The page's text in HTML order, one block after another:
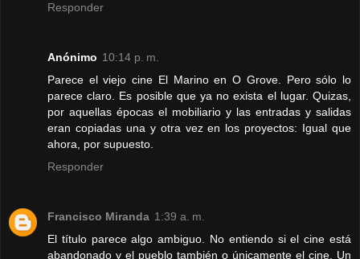
Responder
Anónimo 10:14 p. m.
Parece el viejo cine El Marino en O Grove. Pero sólo lo
parece claro. Es posible que ya no exista el lugar. Quizas,
por aquellas épocas el mobiliario y las entradas y salidas
eran copiadas una y otra vez en los proyectos: Igual que
ahora, por supuesto.
Responder
Francisco Miranda 1:39 a. m.
El título parece algo ambiguo. No entiendo si el cine está
abandonado y el pueblo también o únicamente el cine. Un